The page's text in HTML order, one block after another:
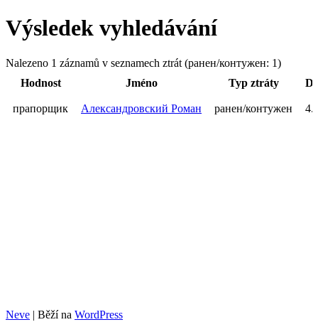
Výsledek vyhledávání
Nalezeno 1 záznamů v seznamech ztrát (ранен/контужен: 1)
Hodnost
Jméno Typ ztráty
прапорщик Александровский Роман ранен/контужен
Neve | Běží na WordPress